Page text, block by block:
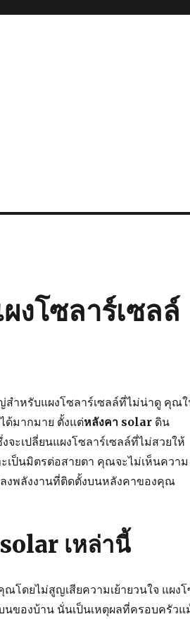
งโซลาร์เซลล์
สำหรับแผงโซลาร์เซลล์ที่ไม่น่าดู คุณ
ด้มากมาย ตั้งแต่หลังคา solarดิน
จะเปลี่ยนแผงโซลาร์เซลล์ที่ไม่สวยให้
เป็นมิตรต่อสายตา คุณจะไม่เห็นความ
งพลังงานที่ติดตั้งบนหลังคาของคุณ
เหล่านี้
โดยไม่สูญเสียความเย้ายวนใจ แผง
นของบ้าน นั่นเป็นเหตุผลที่ครอบครัวแ